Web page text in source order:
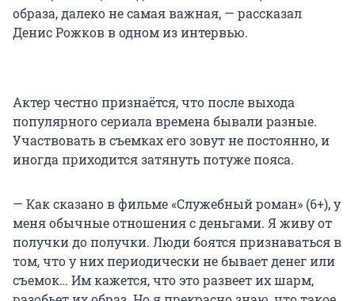
образа, далеко не самая важная, — рассказал
Денис Рожков в одном из интервью.
Актер честно признаётся, что после выхода
популярного сериала времена бывали разные.
Участвовать в съемках его зовут не постоянно, и
иногда приходится затянуть потуже пояса.
— Как сказано в фильме «Служебный роман» (6+), у
меня обычные отношения с деньгами. Я живу от
получки до получки. Люди боятся признаваться в
том, что у них периодически не бывает денег или
съемок… Им кажется, что это развеет их шарм,